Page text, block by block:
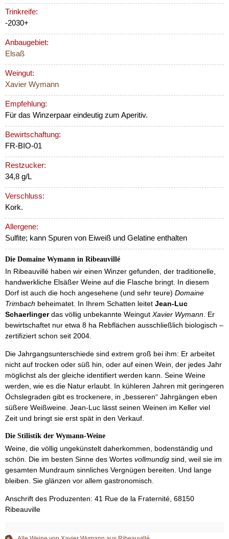
Trinkreife:
-2030+
Anbaugebiet:
Elsaß
Weingut:
Xavier Wymann
Empfehlung:
Für das Winzerpaar eindeutig zum Aperitiv.
Bewirtschaftung:
FR-BIO-01
Restzucker:
34,8 g/L
Verschluss:
Kork.
Allergene:
Sulfite; kann Spuren von Eiweiß und Gelatine enthalten
Die Domaine Wymann in Ribeauvillé
In Ribeauvillé haben wir einen Winzer gefunden, der traditionelle,
handwerkliche Elsäßer Weine auf die Flasche bringt. In diesem
Dorf ist auch die hoch angesehene (und sehr teure) Domaine
Trimbach beheimatet. In Ihrem Schatten leitet Jean-Luc
Schaerlingerdas völlig unbekannte Weingut Xavier Wymann. Er
bewirtschaftet nur etwa 8 ha Rebflächen ausschließlich biologisch –
zertifiziert schon seit 2004.
Die Jahrgangsunterschiede sind extrem groß bei ihm: Er arbeitet
nicht auf trocken oder süß hin, oder auf einen Wein, der jedes Jahr
möglichst als der gleiche identifiert werden kann. Seine Weine
werden, wie es die Natur erlaubt. In kühleren Jahren mit geringeren
Öchslegraden gibt es trockenere, in „besseren“ Jahrgängen eben
süßere Weißweine. Jean-Luc lässt seinen Weinen im Keller viel
Zeit und bringt sie erst spät in den Verkauf.
Die Stilistik der Wymann-Weine
Weine, die völlig ungekünstelt daherkommen, bodenständig und
schön. Die im besten Sinne des Wortes vollmundig sind, weil sie im
gesamten Mundraum sinnliches Vergnügen bereiten. Und lange
bleiben. Sie glänzen vor allem gastronomisch.
Anschrift des Produzenten: 41 Rue de la Fraternité, 68150
Ribeauville